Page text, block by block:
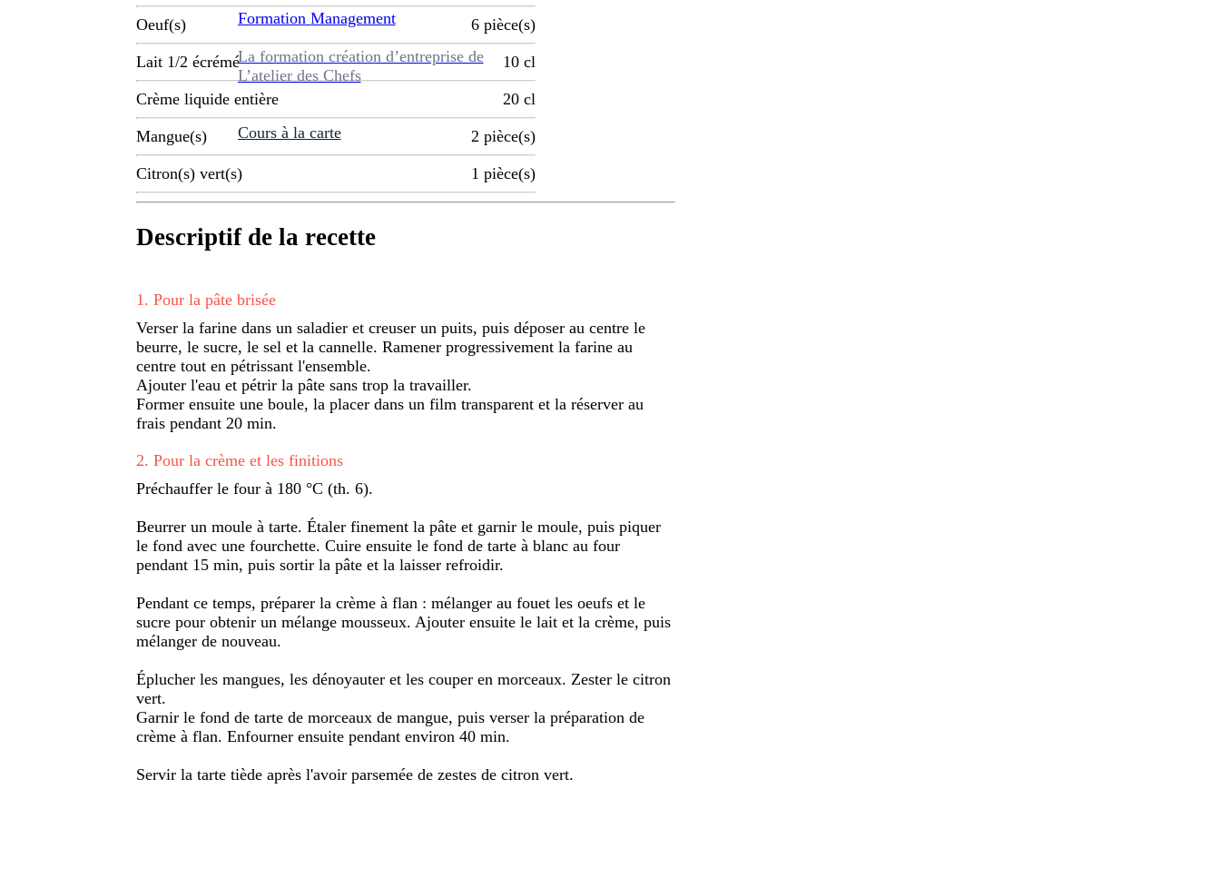
Formation Management
La formation création d’entreprise de
L’atelier des Chefs
Cours à la carte
Oeuf(s) 6 pièce(s)
Lait 1/2 écrémé 10 cl
Crème liquide entière 20 cl
Mangue(s) 2 pièce(s)
Citron(s) vert(s) 1 pièce(s)
Descriptif de la recette
1 . Pour la pâte brisée
Verser la farine dans un saladier et creuser un puits, puis déposer au centre le
beurre, le sucre, le sel et la cannelle. Ramener progressivement la farine au
centre tout en pétrissant l'ensemble.
Ajouter l'eau et pétrir la pâte sans trop la travailler.
Former ensuite une boule, la placer dans un film transparent et la réserver au
frais pendant 20 min.
2. Pour la crème et les finitions
Préchauffer le four à 180 °C (th. 6).
Beurrer un moule à tarte. Étaler finement la pâte et garnir le moule, puis piquer
le fond avec une fourchette. Cuire ensuite le fond de tarte à blanc au four
pendant 15 min, puis sortir la pâte et la laisser refroidir.
Pendant ce temps, préparer la crème à flan : mélanger au fouet les oeufs et le
sucre pour obtenir un mélange mousseux. Ajouter ensuite le lait et la crème, puis
mélanger de nouveau.
Éplucher les mangues, les dénoyauter et les couper en morceaux. Zester le citron
vert.
Garnir le fond de tarte de morceaux de mangue, puis verser la préparation de
crème à flan. Enfourner ensuite pendant environ 40 min.
Servir la tarte tiède après l'avoir parsemée de zestes de citron vert.